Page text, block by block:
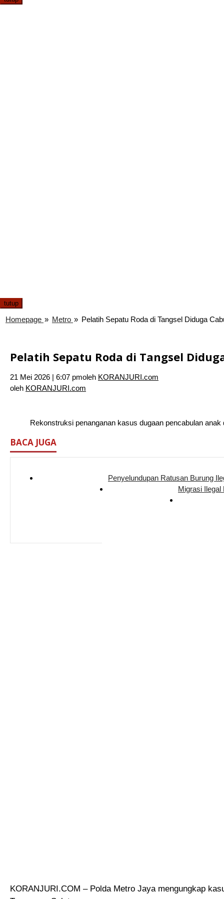
tutup
Homepage » Metro » Pelatih Sepatu Roda di Tangsel Diduga
Pelatih Sepatu Roda di Tangsel
21 Mei 2026 | 6:07 pmoleh KORANJURI.com
oleh KORANJURI.com
Rekonstruksi penanganan kasus dugaan pencabulan
BACA JUGA
Penyelundupan Ratusan Burung
Migrasi
KORANJURI.COM – Polda Metro Jaya mengungkap